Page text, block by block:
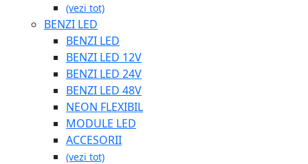
(vezi tot)
BENZI LED
BENZI LED
BENZI LED 12V
BENZI LED 24V
BENZI LED 48V
NEON FLEXIBIL
MODULE LED
ACCESORII
(vezi tot)